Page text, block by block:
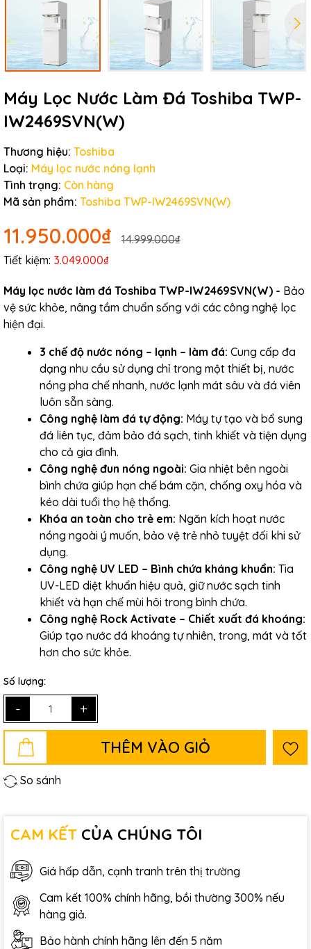
Máy Lọc Nước Làm Đá Toshiba TWP-
IW2469SVN(W)
Thương hiệu: Toshiba
Loại: Máy lọc nước nóng lạnh
Tình trạng: Còn hàng
Mã sản phẩm: Toshiba TWP-IW2469SVN(W)
11.950.000₫
14.999.000₫
Tiết kiệm: 3.049.000₫
Máy lọc nước làm đá Toshiba TWP-IW2469SVN(W) - Bảo
vệ sức khỏe, nâng tầm chuẩn sống với các công nghệ lọc
hiện đại.
3 chế độ nước nóng – lạnh – làm đá: Cung cấp đa
dạng nhu cầu sử dụng chỉ trong một thiết bị, nước
nóng pha chế nhanh, nước lạnh mát sâu và đá viên
luôn sẵn sàng.
Công nghệ làm đá tự động: Máy tự tạo và bổ sung
đá liên tục, đảm bảo đá sạch, tinh khiết và tiện dụng
cho cả gia đình.
Công nghệ đun nóng ngoài: Gia nhiệt bên ngoài
bình chứa giúp hạn chế bám cặn, chống oxy hóa và
kéo dài tuổi thọ hệ thống.
Khóa an toàn cho trẻ em: Ngăn kích hoạt nước
nóng ngoài ý muốn, bảo vệ trẻ nhỏ tuyệt đối khi sử
dụng.
Công nghệ UV LED – Bình chứa kháng khuẩn: Tia
UV-LED diệt khuẩn hiệu quả, giữ nước sạch tinh
khiết và hạn chế mùi hôi trong bình chứa.
Công nghệ Rock Activate – Chiết xuất đá khoáng:
Giúp tạo nước đá khoáng tự nhiên, trong, mát và tốt
hơn cho sức khỏe.
Số lượng:
- +
THÊM VÀO GIỎ
So sánh
CAM KẾT CỦA CHÚNG TÔI
Giá hấp dẫn, cạnh tranh trên thị trường
Cam kết 100% chính hãng, bồi thường 300% nếu
hàng giả.
Bảo hành chính hãng lên đến 5 năm
Mã giảm giá:
Ngày hết hạn: